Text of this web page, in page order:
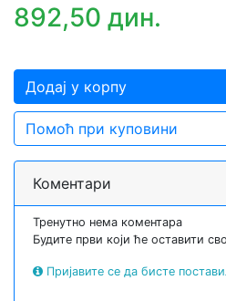
892,50 дин.
Додај у корпу
Помоћ при куповини
Коментари
Тренутно нема коментара
Будите први који ће оставити
Пријавите се да бисте